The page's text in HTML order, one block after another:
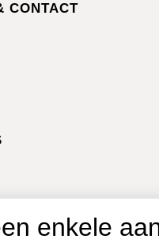
CONTACT
enkele